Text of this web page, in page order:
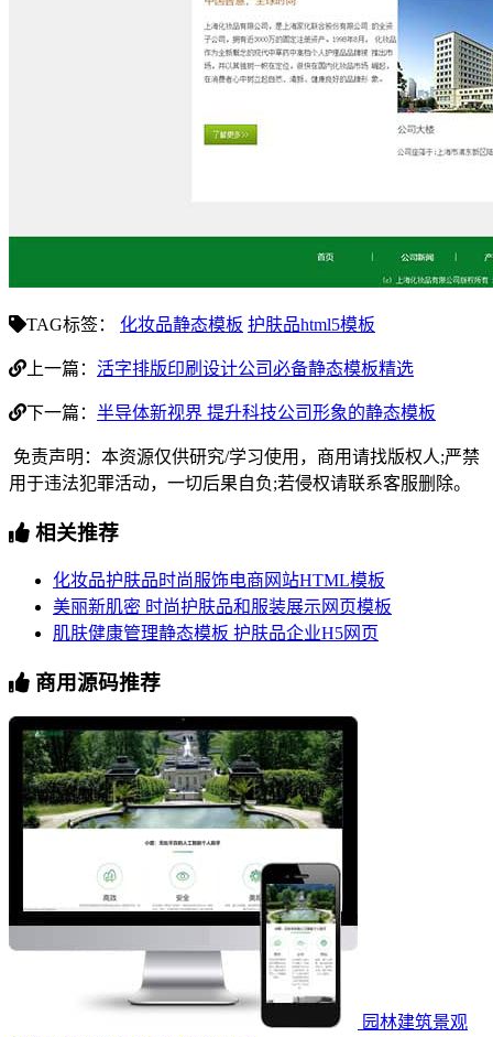
TAG标签： 化妆品静态模板 护肤品html5模板
上一篇： 活字排版印刷设计公司必备静态模板精选
下一篇： 半导体新视界 提升科技公司形象的静态模板
免责声明：本资源仅供研究/学习使用，商用请找版权人;严禁
用于违法犯罪活动，一切后果自负;若侵权请联系客服删除。
相关推荐
化妆品护肤品时尚服饰电商网站HTML模板
美丽新肌密 时尚护肤品和服装展示网页模板
肌肤健康管理静态模板 护肤品企业H5网页
商用源码推荐
园林建筑景观